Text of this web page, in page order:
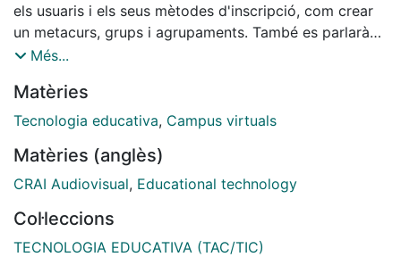
els usuaris i els seus mètodes d'inscripció, com crear
un metacurs, grups i agrupaments. També es parlarà
de què és el tauler del curs, com funciona BB Ally i la
Més...
Matèries
Tecnologia educativa, Campus virtuals
Matèries (anglès)
CRAI Audiovisual, Educational technology
Col·leccions
TECNOLOGIA EDUCATIVA (TAC/TIC)